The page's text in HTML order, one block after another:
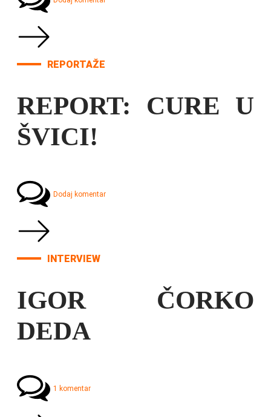
REPORTAŽE
REPORT: CURE U
ŠVICI!
Dodaj komentar
INTERVIEW
IGOR ČORKO
DEDA
1 komentar